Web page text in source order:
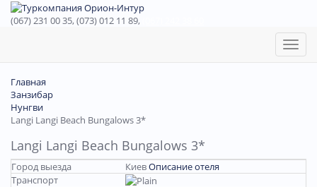
(067) 231 00 35, (073) 012 11 89,
Toggle
Главная
Занзибар
Нунгви
Langi Langi Beach Bungalows 3*
Langi Langi Beach Bungalows 3*
Город выезда КиевОписание отеля
Транспорт